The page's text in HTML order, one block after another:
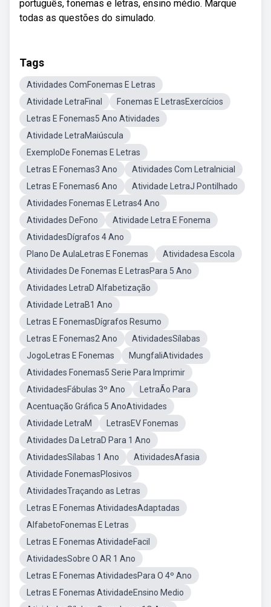
português, fonemas e letras, ensino médio. Marque
todas as questões do simulado.
Tags
Atividades ComFonemas E Letras
Atividade LetraFinal
Fonemas E LetrasExercícios
Letras E Fonemas5 Ano Atividades
Atividade LetraMaiúscula
ExemploDe Fonemas E Letras
Letras E Fonemas3 Ano
Atividades Com LetraInicial
Letras E Fonemas6 Ano
Atividade LetraJ Pontilhado
Atividades Fonemas E Letras4 Ano
Atividades DeFono
Atividade Letra E Fonema
AtividadesDígrafos 4 Ano
Plano De AulaLetras E Fonemas
Atividadesa Escola
Atividades De Fonemas E LetrasPara 5 Ano
Atividades LetraD Alfabetização
Atividade LetraB1 Ano
Letras E FonemasDígrafos Resumo
Letras E Fonemas2 Ano
AtividadesSílabas
JogoLetras E Fonemas
MungfaliAtividades
Atividades Fonemas5 Serie Para Imprimir
AtividadesFábulas 3º Ano
LetraÃo Para
Acentuação Gráfica 5 AnoAtividades
Atividade LetraM
LetrasEV Fonemas
Atividades Da LetraD Para 1 Ano
AtividadesSílabas 1 Ano
AtividadesAfasia
Atividade FonemasPlosivos
AtividadesTraçando as Letras
Letras E Fonemas AtividadesAdaptadas
AlfabetoFonemas E Letras
Letras E Fonemas AtividadeFacil
AtividadesSobre O AR 1 Ano
Letras E Fonemas AtividadesPara O 4º Ano
Letras E Fonemas AtividadeEnsino Medio